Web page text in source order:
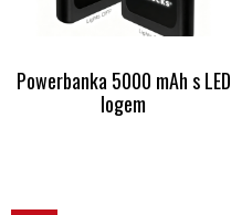
Powerbanka 5000 mAh s LED
logem